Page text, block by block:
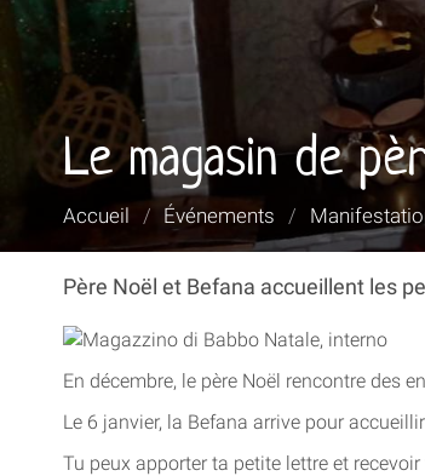
Le magasin de
Vous
ici :
Accueil / Événements /
Père Noël et Befana accueillent les
En décembre, le père Noël rencontre des
Le 6 janvier, la Befana arrive pour
Tu peux apporter ta petite lettre et recevoir